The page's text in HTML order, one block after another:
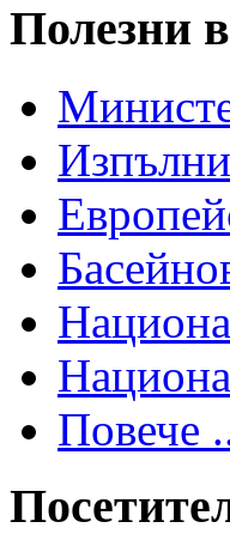
Полезни
Повече